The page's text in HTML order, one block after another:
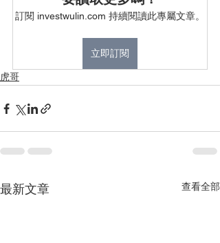
訂閱 investwulin.com 持續閱讀此專屬文章。
立即訂閱
虎哥
最新文章 查看全部